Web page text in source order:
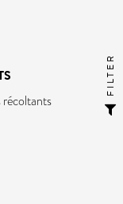
récoltants
FILTER